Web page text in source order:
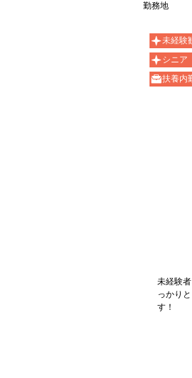
勤務地
未経験
シニア
扶養内
未経験
っかり
す！